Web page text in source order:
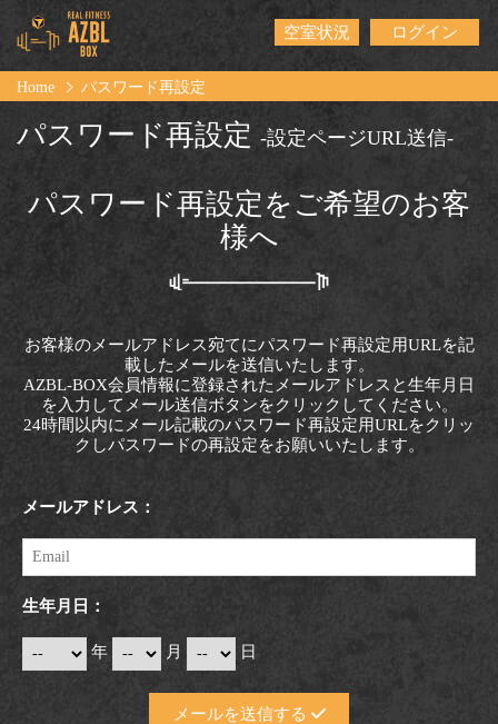
空室状況 ログイン
Home パスワード再設定
パスワード再設定 -設定ページURL送信-
パスワード再設定をご希望のお客
様へ
お客様のメールアドレス宛てにパスワード再設定用URLを記
載したメールを送信いたします。
AZBL-BOX会員情報に登録されたメールアドレスと生年月日
を入力してメール送信ボタンをクリックしてください。
24時間以内にメール記載のパスワード再設定用URLをクリッ
クしパスワードの再設定をお願いいたします。
メールアドレス：
生年月日：
年 月 日
メールを送信する